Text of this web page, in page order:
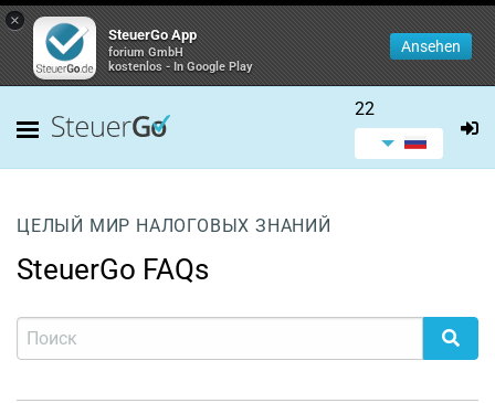
×
SteuerGo App
forium GmbH
kostenlos - In Google Play
Ansehen
22
ЦЕЛЫЙ МИР НАЛОГОВЫХ ЗНАНИЙ
SteuerGo FAQs